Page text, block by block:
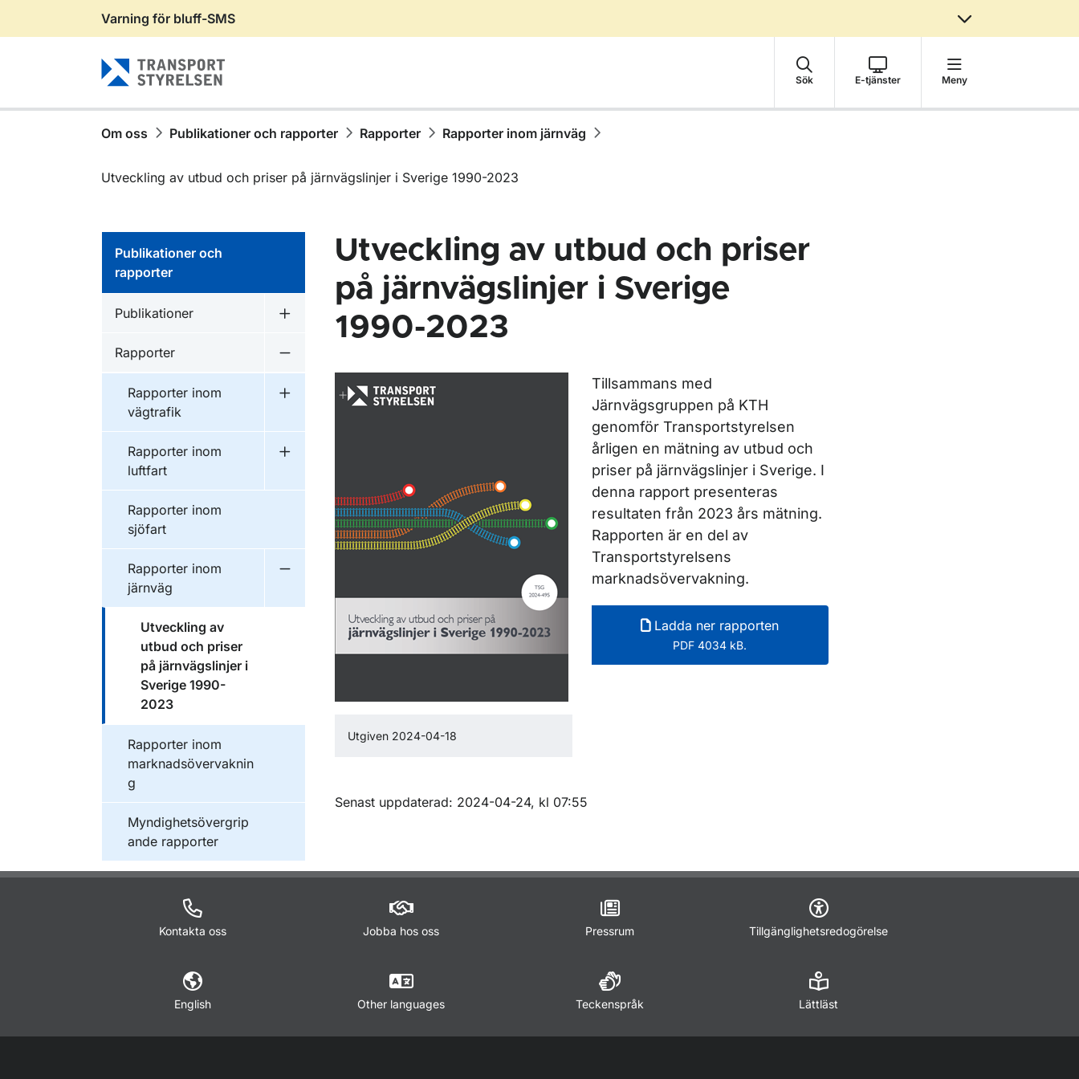
Gå till sidans innehåll
Varning för bluff-SMS
Sök E-tjänster Meny
Om oss Publikationer och rapporter Rapporter Rapporter inom järnväg
Utveckling av utbud och priser på järnvägslinjer i Sverige 1990-2023
Publikationer och
rapporter
Publikationer inom
Publikationer
Undermeny för Publikationer
Publikationer inom
Rapporter
Publikationer inom
Rapporter inom
vägtrafik
Undermeny för Rapporter inom vägtrafik
Publikationer inom
Rapporter inom
luftfart
Undermeny för Rapporter inom luftfart
Publikationer inom
Rapporter inom
sjöfart
Publikationer inom
Rapporter inom
järnväg
Publikationer inom
Utveckling av
utbud och priser
på järnvägslinjer i
Sverige 1990-
2023
Publikationer inom
Rapporter inom
marknadsövervaknin
g
Publikationer inom
Myndighetsövergrip
ande rapporter
Utveckling av utbud och priser
på järnvägslinjer i Sverige
1990-2023
Utgiven 2024-04-18
Tillsammans med
Järnvägsgruppen på KTH
genomför Transportstyrelsen
årligen en mätning av utbud och
priser på järnvägslinjer i Sverige. I
denna rapport presenteras
resultaten från 2023 års mätning.
Rapporten är en del av
Transportstyrelsens
marknadsövervakning.
Ladda ner rapporten
PDF 4034 kB.
Om sidan
Senast uppdaterad: 2024-04-24, kl 07:55
Kontakta oss Jobba hos oss Pressrum Tillgänglighetsredogörelse
English Other languages Teckenspråk Lättläst